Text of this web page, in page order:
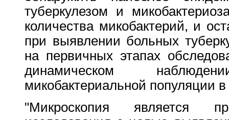
туберкулезом и
количества микобактерий, и
при выявлении больных
на первичных этапах
динамическом
микобактериальной популяции
"Микроскопия является